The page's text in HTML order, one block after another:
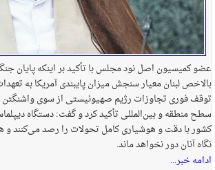
عضو کمیسیون اصل نود مجلس با تأکید بر اینکه پایان
بالاخص لبنان معیار سنجش میزان پایبندی آمریکا به
توقف فوری تجاوزات رژیم صهیونیستی از سوی واشنگتن
سطح منطقه و بین‌المللی تأکید کرد و گفت: دستگاه
کشور با دقت و هوشیاری کامل تحولات را رصد می‌کنند و
نگاه آنان دور نخواهد ماند.
ادامه خبر...